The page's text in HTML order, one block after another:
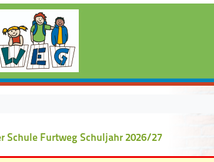
Schule Furtweg Schuljahr 2026/27